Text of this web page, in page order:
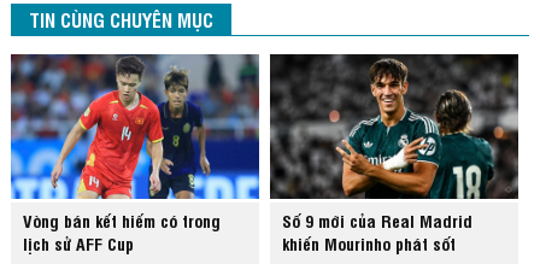
TIN CÙNG CHUYÊN MỤC
Vòng bán kết hiếm có trong
lịch sử AFF Cup
Số 9 mới của Real Madrid
khiến Mourinho phát sốt